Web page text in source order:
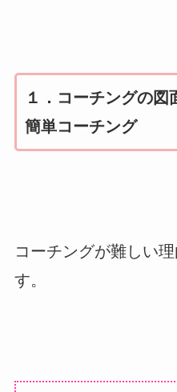
１．コーチングの図
簡単コーチング
コーチングが難しい
す。